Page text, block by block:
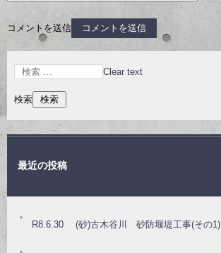
コメントを送信
Clear text
検索
最近の投稿
R8.6.30 (砂)古木谷川 砂防堰堤工事(その1)